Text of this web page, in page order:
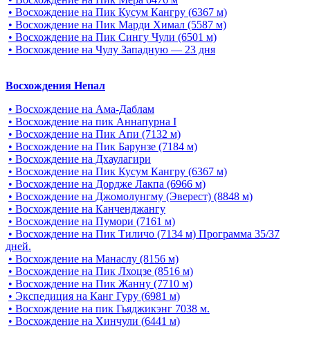
• Восхождение на Пик Кусум Кангру (6367 м)
• Восхождение на Пик Марди Химал (5587 м)
• Восхождение на Пик Сингу Чули (6501 м)
• Восхождение на Чулу Западную — 23 дня
Восхождения Непал
• Восхождение на Ама-Даблам
• Восхождение на пик Аннапурна I
• Восхождение на Пик Апи (7132 м)
• Восхождение на Пик Барунзе (7184 м)
• Восхождение на Дхаулагири
• Восхождение на Пик Кусум Кангру (6367 м)
• Восхождение на Дордже Лакпа (6966 м)
• Восхождение на Джомолунгму (Эверест) (8848 м)
• Восхождение на Канченджангу
• Восхождение на Пумори (7161 м)
• Восхождение на Пик Тиличо (7134 м) Программа 35/37
дней.
• Восхождение на Манаслу (8156 м)
• Восхождение на Пик Лхоцзе (8516 м)
• Восхождение на Пик Жанну (7710 м)
• Экспедиция на Канг Гуру (6981 м)
• Восхождение на пик Гьяджикэнг 7038 м.
• Восхождение на Хинчули (6441 м)